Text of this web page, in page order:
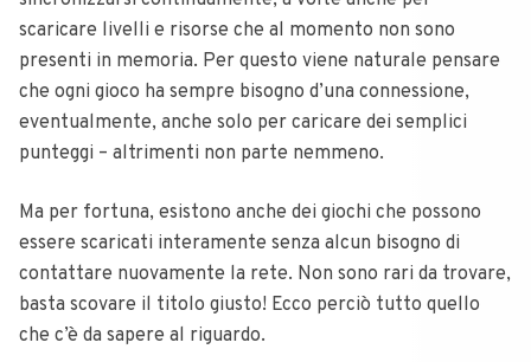
scaricare livelli e risorse che al momento non sono
presenti in memoria. Per questo viene naturale pensare
che ogni gioco ha sempre bisogno d’una connessione,
eventualmente, anche solo per caricare dei semplici
punteggi – altrimenti non parte nemmeno.
Ma per fortuna, esistono anche dei giochi che possono
essere scaricati interamente senza alcun bisogno di
contattare nuovamente la rete. Non sono rari da trovare,
basta scovare il titolo giusto! Ecco perciò tutto quello
che c’è da sapere al riguardo.